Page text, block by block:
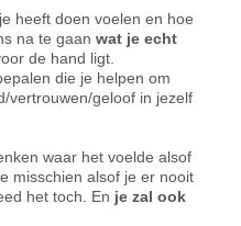
heeft doen voelen en hoe
na te gaanwat je echt
de hand ligt.
die je helpen om
vertrouwen/geloof in jezelf
waar het voelde alsof
misschien alsof je er nooit
het toch. En je zal ook